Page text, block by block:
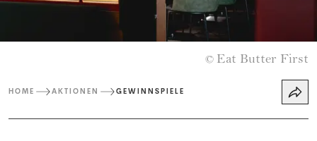
© Eat Butter First
HOME AKTIONEN GEWINNSPIELE